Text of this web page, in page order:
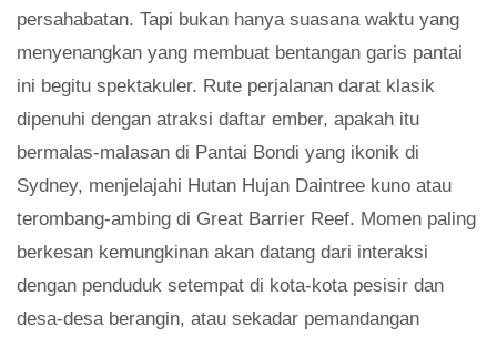
persahabatan. Tapi bukan hanya suasana waktu yang
menyenangkan yang membuat bentangan garis pantai
ini begitu spektakuler. Rute perjalanan darat klasik
dipenuhi dengan atraksi daftar ember, apakah itu
bermalas-malasan di Pantai Bondi yang ikonik di
Sydney, menjelajahi Hutan Hujan Daintree kuno atau
terombang-ambing di Great Barrier Reef. Momen paling
berkesan kemungkinan akan datang dari interaksi
dengan penduduk setempat di kota-kota pesisir dan
desa-desa berangin, atau sekadar pemandangan